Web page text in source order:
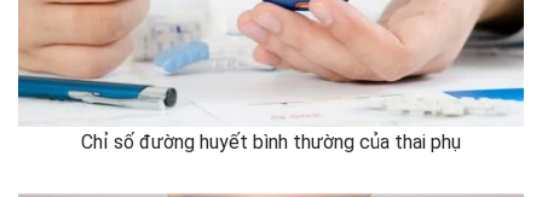
Chỉ số đường huyết bình thường của thai phụ